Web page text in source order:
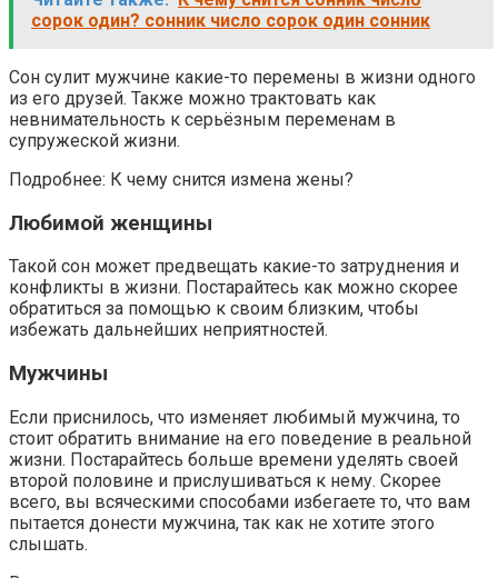
сорок один? сонник число сорок один сонник
Сон сулит мужчине какие-то перемены в жизни одного
из его друзей. Также можно трактовать как
невнимательность к серьёзным переменам в
супружеской жизни.
Подробнее: К чему снится измена жены?
Любимой женщины
Такой сон может предвещать какие-то затруднения и
конфликты в жизни. Постарайтесь как можно скорее
обратиться за помощью к своим близким, чтобы
избежать дальнейших неприятностей.
Мужчины
Если приснилось, что изменяет любимый мужчина, то
стоит обратить внимание на его поведение в реальной
жизни. Постарайтесь больше времени уделять своей
второй половине и прислушиваться к нему. Скорее
всего, вы всяческими способами избегаете то, что вам
пытается донести мужчина, так как не хотите этого
слышать.